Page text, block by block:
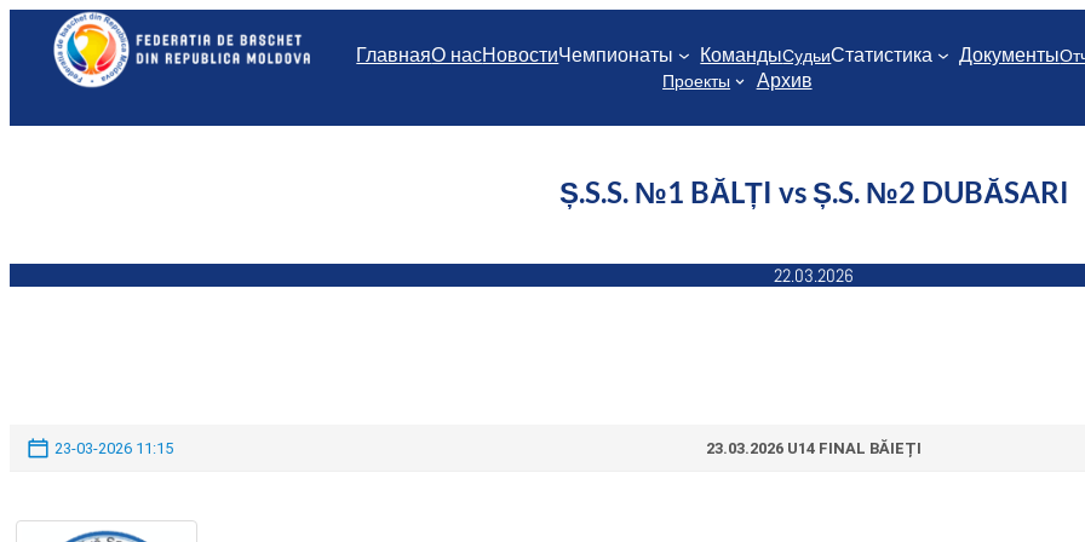
Перейти
содержимому
ГлавнаяО насНовостиЧемпионаты КомандыСудьиСтатистика Документы
Проекты
Архив
Ș.S.S. №1 BĂLȚI vs Ș.S. №2 DUBĂSARI
22.03.2026
23-03-2026 11:15 23.03.2026 U14 FINAL BĂIEȚI